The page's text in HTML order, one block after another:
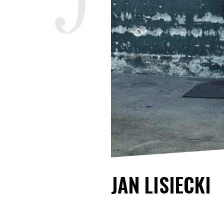
JAN LISIECKI